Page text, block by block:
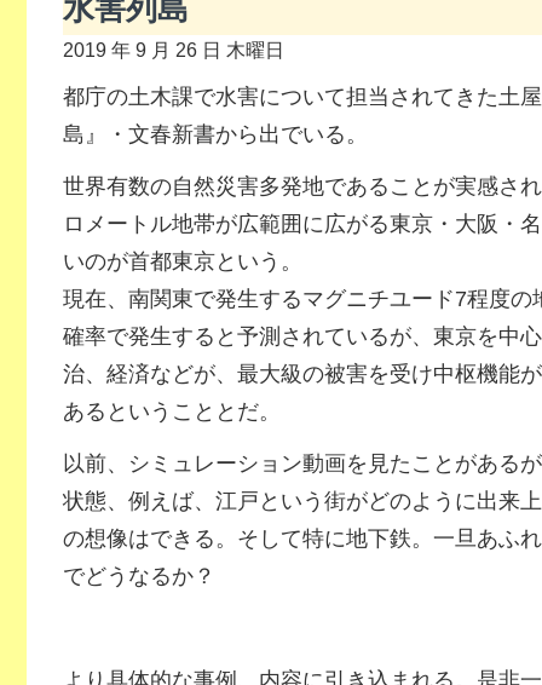
水害列島
2019 年 9 月 26 日 木曜日
都庁の土木課で水害について担当されてきた土
島』・文春新書から出でいる。
世界有数の自然災害多発地であることが実感さ
ロメートル地帯が広範囲に広がる東京・大阪・
いのが首都東京という。
現在、南関東で発生するマグニチユード7程度
確率で発生すると予測されているが、東京を中
治、経済などが、最大級の被害を受け中枢機能
あるということとだ。
以前、シミュレーション動画を見たことがある
状態、例えば、江戸という街がどのように出来
の想像はできる。そして特に地下鉄。一旦あふ
でどうなるか？
より具体的な事例、内容に引き込まれる。是非